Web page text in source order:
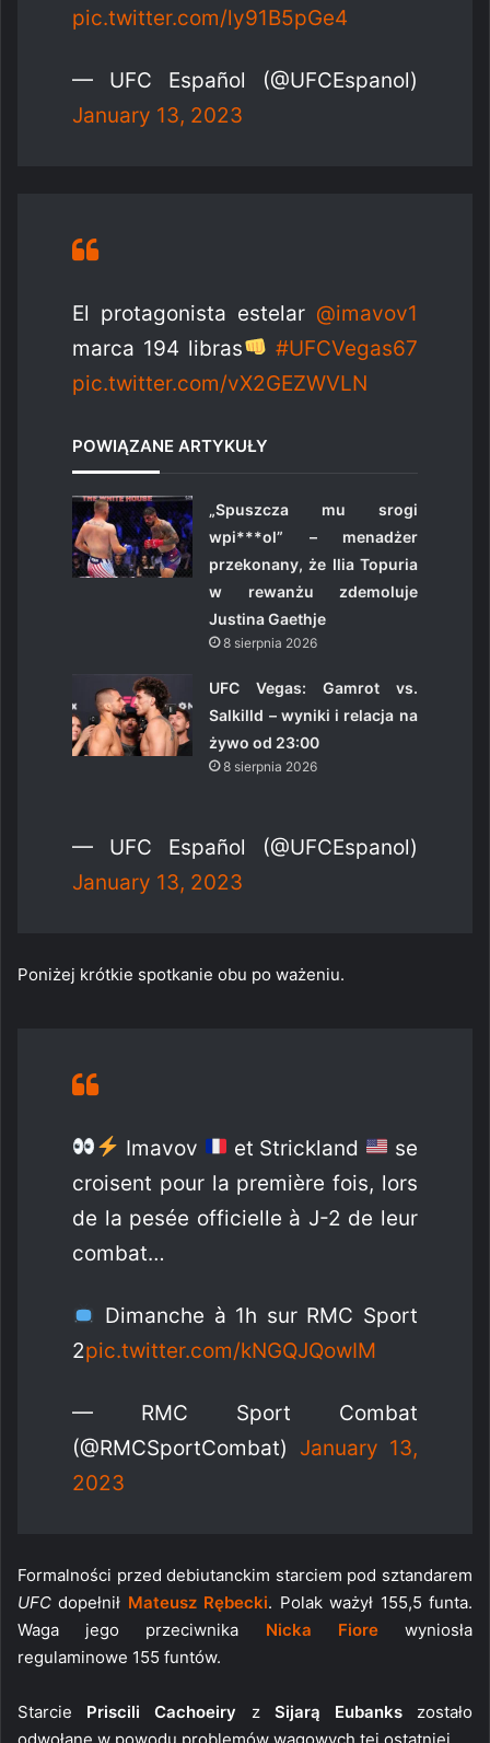
pic.twitter.com/ly91B5pGe4
— UFC Español (@UFCEspanol)
January 13, 2023
El protagonista estelar @imavov1
marca 194 libras
#UFCVegas67
pic.twitter.com/vX2GEZWVLN
POWIĄZANE ARTYKUŁY
„Spuszcza mu srogi
wpi***ol” – menadżer
przekonany, że Ilia Topuria
w rewanżu zdemoluje
Justina Gaethje
8 sierpnia 2026
UFC Vegas: Gamrot vs.
Salkilld – wyniki i relacja na
żywo od 23:00
8 sierpnia 2026
— UFC Español (@UFCEspanol)
January 13, 2023
Poniżej krótkie spotkanie obu po ważeniu.
Imavov et Strickland
se
croisent pour la première fois, lors
de la pesée officielle à J-2 de leur
combat…
Dimanche à 1h sur RMC Sport
2pic.twitter.com/kNGQJQowIM
— RMC Sport Combat
(@RMCSportCombat) January 13,
2023
Formalności przed debiutanckim starciem pod sztandarem
UFC dopełnił Mateusz Rębecki. Polak ważył 155,5 funta.
Waga jego przeciwnika Nicka Fiorewyniosła
regulaminowe 155 funtów.
Starcie Priscili Cachoeiry z Sijarą Eubankszostało
odwołane w powodu problemów wagowych tej ostatniej.